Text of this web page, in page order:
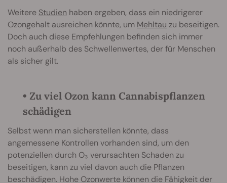
Weitere Studien haben ergeben, dass ein niedrigerer
Ozongehalt ausreichen könnte, um Mehltau zu beseitigen.
Doch auch diese Empfehlungen befinden sich immer
noch außerhalb des Schwellenwertes, der für Menschen
als sicher gilt.
• Zu viel Ozon kann Cannabispflanzen
schädigen
Selbst wenn man sicherstellen könnte, dass
angemessene Kontrollen vorhanden sind, um den
potenziellen durch O₃ verursachten Schaden zu
beseitigen, kann zu viel davon auch die Pflanzen
beschädigen. Hohe Ozonwerte können die Fähigkeit der